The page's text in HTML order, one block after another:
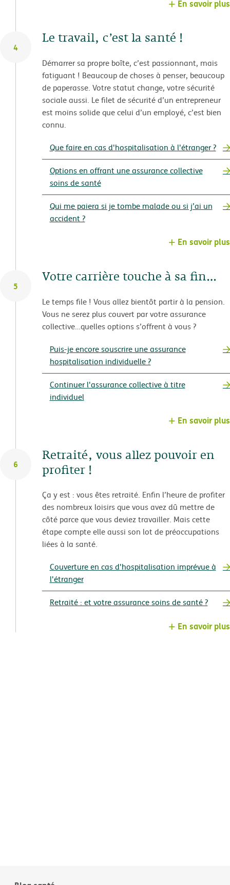
En savoir plus
4
Le travail, c’est la santé !
Démarrer sa propre boîte, c’est passionnant, mais
fatiguant ! Beaucoup de choses à penser, beaucoup
de paperasse. Votre statut change, votre sécurité
sociale aussi. Le filet de sécurité d’un entrepreneur
est moins solide que celui d’un employé, c’est bien
connu.
Que faire en cas d'hospitalisation à l'étranger ?
Options en offrant une assurance collective
soins de santé
Qui me paiera si je tombe malade ou si j’ai un
accident ?
En savoir plus
5
Votre carrière touche à sa fin…
Le temps file ! Vous allez bientôt partir à la pension.
Vous ne serez plus couvert par votre assurance
collective…quelles options s’offrent à vous ?
Puis-je encore souscrire une assurance
hospitalisation individuelle ?
Continuer l'assurance collective à titre
individuel
En savoir plus
6
Retraité, vous allez pouvoir en
profiter !
Ça y est : vous êtes retraité. Enfin l’heure de profiter
des nombreux loisirs que vous avez dû mettre de
côté parce que vous deviez travailler. Mais cette
étape compte elle aussi son lot de préoccupations
liées à la santé.
Couverture en cas d'hospitalisation imprévue à
l'étranger
Retraité : et votre assurance soins de santé ?
En savoir plus